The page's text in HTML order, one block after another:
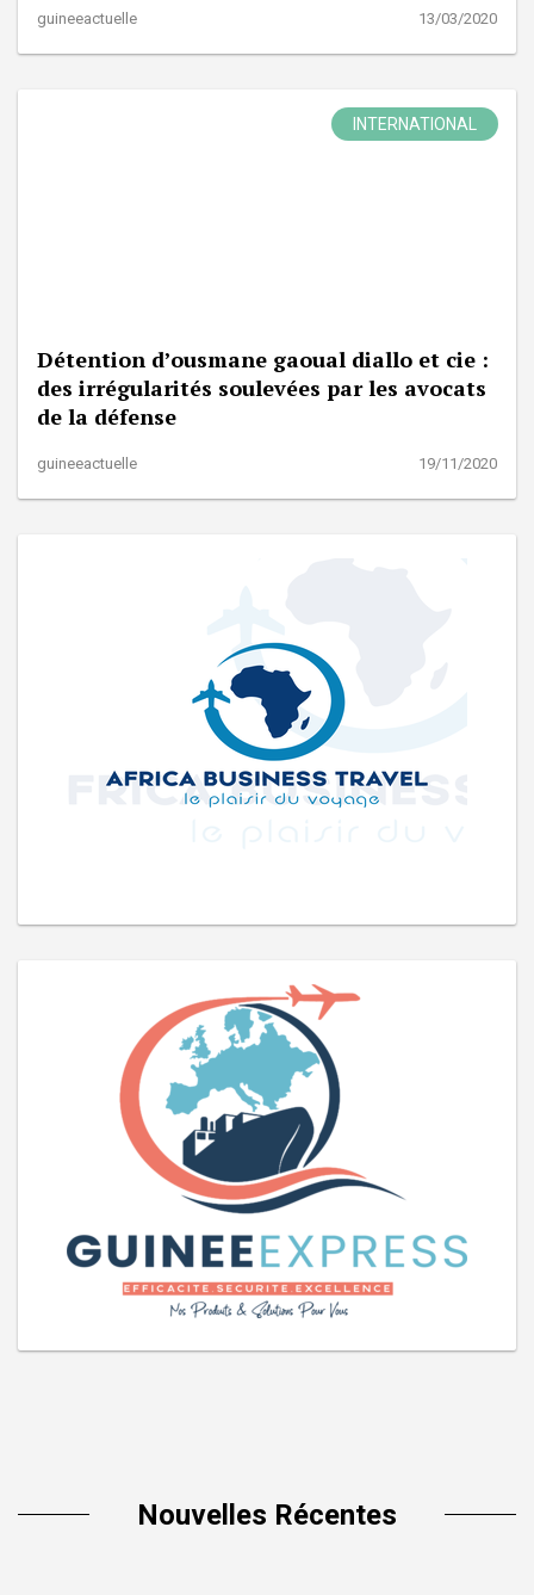
guineeactuelle 13/03/2020
INTERNATIONAL
Détention d’ousmane gaoual diallo et cie :
des irrégularités soulevées par les avocats
de la défense
guineeactuelle 19/11/2020
Nouvelles Récentes